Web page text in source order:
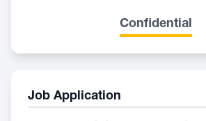
Confidential
Job Application